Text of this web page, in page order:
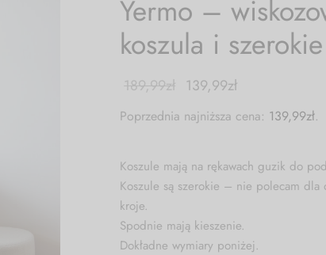
Yermo –
koszula i
189,99zł 139,99zł
Poprzednia najniższa cena: 139,99zł.
Koszule mają na rękawach guzik do
Koszule są szerokie – nie polecam
kroje.
Spodnie mają kieszenie.
Dokładne wymiary poniżej.